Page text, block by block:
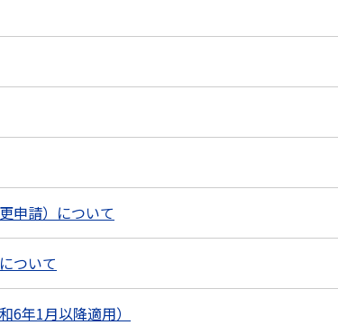
申請）について
ついて
6年1月以降適用）